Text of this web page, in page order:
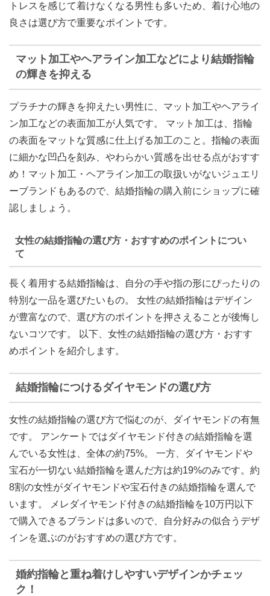
トレスを感じて着けなくなる男性も多いため、着け心地の
良さは選び方で重要なポイントです。
マット加工やヘアライン加工などにより結婚指輪
の輝きを抑える
プラチナの輝きを抑えたい男性に、マット加工やヘアライ
ン加工などの表面加工が人気です。 マット加工は、指輪
の表面をマットな質感に仕上げる加工のこと。指輪の表面
に細かな凹凸を刻み、やわらかい質感を出せる点がおすす
め！マット加工・ヘアライン加工の取扱いがないジュエリ
ーブランドもあるので、結婚指輪の購入前にショップに確
認しましょう。
女性の結婚指輪の選び方・おすすめのポイントについ
て
長く着用する結婚指輪は、自分の手や指の形にぴったりの
特別な一品を選びたいもの。 女性の結婚指輪はデザイン
が豊富なので、選び方のポイントを押さえることが後悔し
ないコツです。 以下、女性の結婚指輪の選び方・おすす
めポイントを紹介します。
結婚指輪につけるダイヤモンドの選び方
女性の結婚指輪の選び方で悩むのが、ダイヤモンドの有無
です。 アンケートではダイヤモンド付きの結婚指輪を選
んでいる女性は、全体の約75%。 一方、ダイヤモンドや
宝石が一切ない結婚指輪を選んだ方は約19%のみです。約
8割の女性がダイヤモンドや宝石付きの結婚指輪を選んで
います。 メレダイヤモンド付きの結婚指輪を10万円以下
で購入できるブランドは多いので、自分好みの似合うデザ
インを選ぶのがおすすめの選び方です。
婚約指輪と重ね着けしやすいデザインかチェッ
ク！